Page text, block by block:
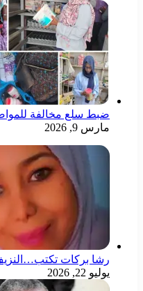
ضبط سلع مخالفة
مارس 9, 2026
رشا بركات
يوليو 22, 2026